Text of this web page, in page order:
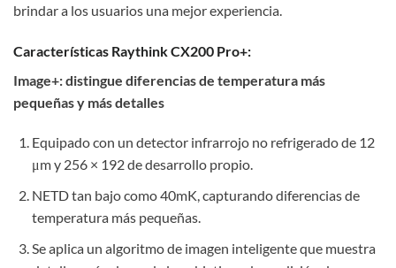
brindar a los usuarios una mejor experiencia.
Características Raythink CX200 Pro+:
Image+: distingue diferencias de temperatura más
pequeñas y más detalles
Equipado con un detector infrarrojo no refrigerado de 12
μm y 256 × 192 de desarrollo propio.
NETD tan bajo como 40mK, capturando diferencias de
temperatura más pequeñas.
Se aplica un algoritmo de imagen inteligente que muestra